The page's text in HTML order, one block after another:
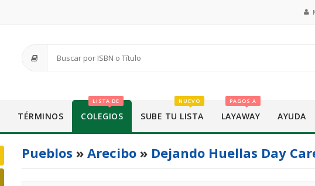
TÉRMINOS COLEGIOS
LISTA DE
SUBE TU LISTA
NUEVO
LAYAWAY
PAGOS A
AYUDA
Pueblos » Arecibo» Dejando Huellas Day